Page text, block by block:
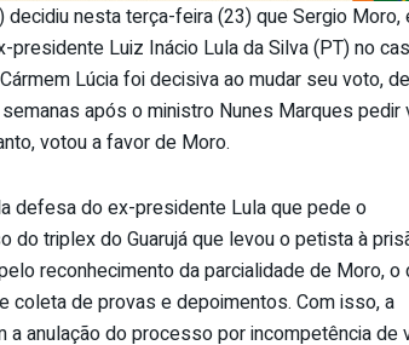
decidiu nesta terça-feira (23) que Sergio Moro,
presidente Luiz Inácio Lula da Silva (PT) no
Lúcia foi decisiva ao mudar seu voto,
após o ministro Nunes Marques pedir
votou a favor de Moro.
defesa do ex-presidente Lula que pede o
triplex do Guarujá que levou o petista à
reconhecimento da parcialidade de Moro, o
coleta de provas e depoimentos. Com isso, a
anulação do processo por incompetência de